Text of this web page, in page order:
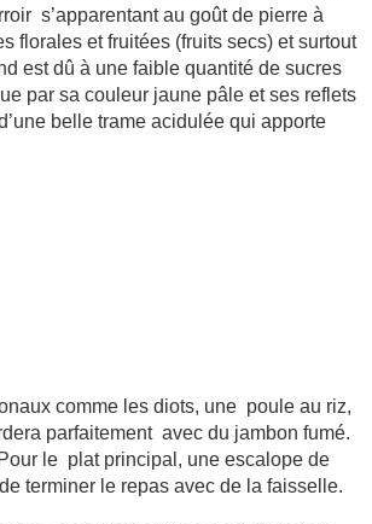
s’apparentant au goût de pierre à
florales et fruitées (fruits secs) et surtout
est dû à une faible quantité de sucres
par sa couleur jaune pâle et ses reflets
belle trame acidulée qui apporte
comme les diots, une poule au riz,
parfaitement avec du jambon fumé.
le plat principal, une escalope de
terminer le repas avec de la faisselle.